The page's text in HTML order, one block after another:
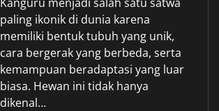
paling ikonik di dunia karena
memiliki bentuk tubuh yang unik,
cara bergerak yang berbeda, serta
kemampuan beradaptasi yang luar
biasa. Hewan ini tidak hanya
dikenal…